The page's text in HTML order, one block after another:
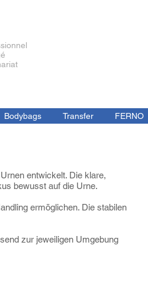
Bodybags Transfer FERNO
entwickelt. Die klare,
bewusst auf die Urne.
ermöglichen. Die stabilen
zur jeweiligen Umgebung